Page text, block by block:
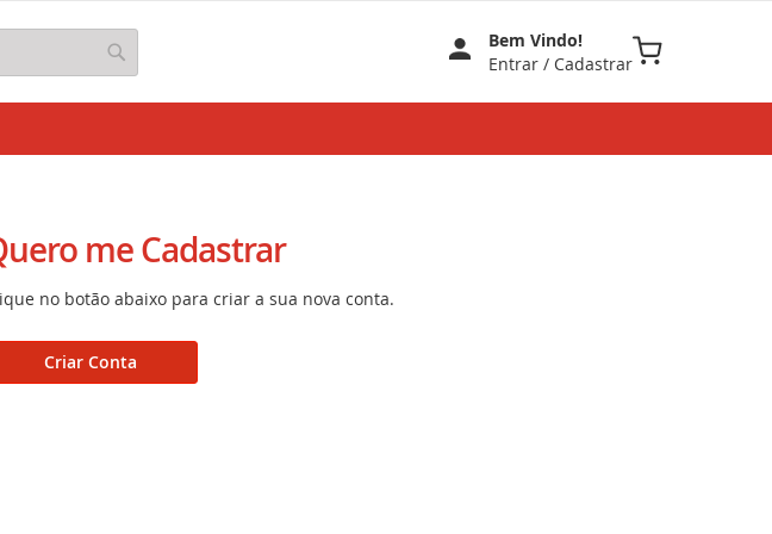
Pesquisa
Bem Vindo!
Entrar / Cadastrar
Meu Carrinho
me Cadastrar
no botão abaixo para criar a sua nova conta.
Criar Conta